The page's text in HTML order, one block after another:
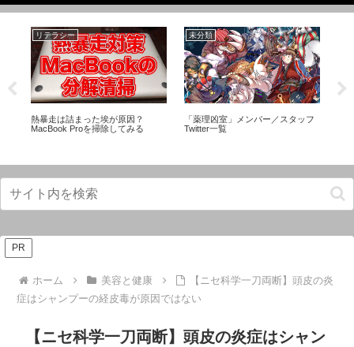
リテラシー
熱暴走は詰まった埃が原因？
MacBook Proを掃除してみる
未分類
「薬理凶室」メンバー／スタッフ
Twitter一覧
PR
ホーム 美容と健康
【ニセ科学一刀両断】頭皮の炎
症はシャンプーの経皮毒が原因ではない
【ニセ科学一刀両断】頭皮の炎症はシャン